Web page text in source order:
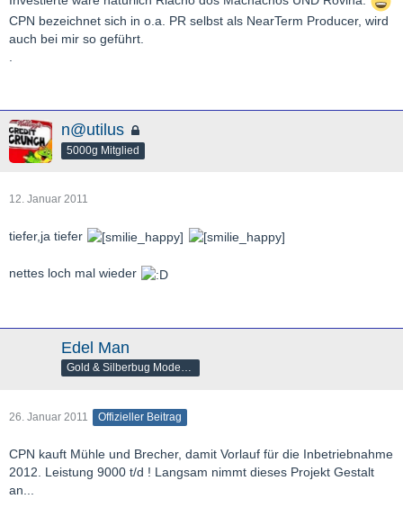
CPN bezeichnet sich in o.a. PR selbst als NearTerm Producer, wird
auch bei mir so geführt.
n@utilus
5000g Mitglied
12. Januar 2011
tiefer,ja tiefer
nettes loch mal wieder
Edel Man
Gold & Silberbug Moderator
26. Januar 2011 Offizieller Beitrag
CPN kauft Mühle und Brecher, damit Vorlauf für die Inbetriebnahme
2012. Leistung 9000 t/d ! Langsam nimmt dieses Projekt Gestalt
an...